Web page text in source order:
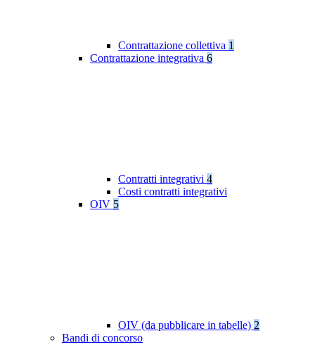
Contrattazione collettiva 1
Contrattazione integrativa 6
Contratti integrativi 4
Costi contratti integrativi
OIV 5
OIV (da pubblicare in tabelle) 2
Bandi di concorso